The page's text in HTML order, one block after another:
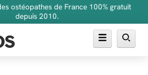
ostéopathes de France 100% gratuit
depuis 2010.